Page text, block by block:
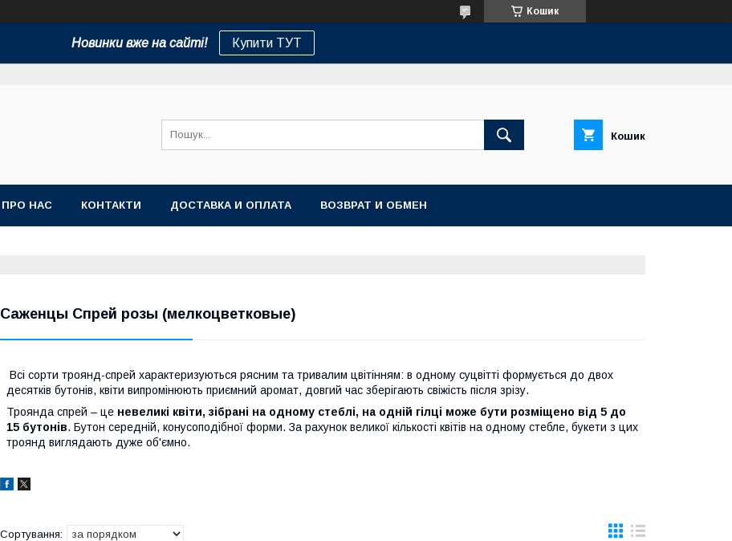
Кошик
Новинки вже на сайті! Купити ТУТ
Кошик
ПРО НАС КОНТАКТИ ДОСТАВКА И ОПЛАТА ВОЗВРАТ И ОБМЕН
Саженцы Спрей розы (мелкоцветковые)
Всі сорти троянд-спрей характеризуються рясним та тривалим цвітінням: в одному суцвітті формується до двох
десятків бутонів, квіти випромінюють приємний аромат, довгий час зберігають свіжість після зрізу.
Троянда спрей – це невеликі квіти, зібрані на одному стеблі, на одній гілці може бути розміщено від 5 до
15 бутонів. Бутон середній, конусоподібної форми. За рахунок великої кількості квітів на одному стебле, букети з цих
троянд виглядають дуже об'ємно.